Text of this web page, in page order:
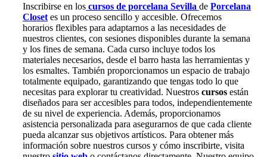
Inscribirse en los cursos de porcelana Sevilla de Porcelana
Closet es un proceso sencillo y accesible. Ofrecemos
horarios flexibles para adaptarnos a las necesidades de
nuestros clientes, con sesiones disponibles durante la semana
y los fines de semana. Cada curso incluye todos los
materiales necesarios, desde el barro hasta las herramientas y
los esmaltes. También proporcionamos un espacio de trabajo
totalmente equipado, garantizando que tengas todo lo que
necesitas para explorar tu creatividad. Nuestros cursos están
diseñados para ser accesibles para todos, independientemente
de su nivel de experiencia. Además, proporcionamos
asistencia personalizada para asegurarnos de que cada cliente
pueda alcanzar sus objetivos artísticos. Para obtener más
información sobre nuestros cursos y cómo inscribirte, visita